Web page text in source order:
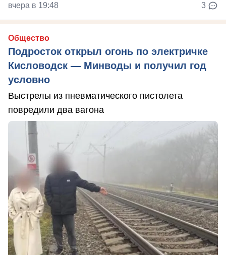
вчера в 19:48 3
Общество
Подросток открыл огонь по электричке
Кисловодск — Минводы и получил год
условно
Выстрелы из пневматического пистолета
повредили два вагона